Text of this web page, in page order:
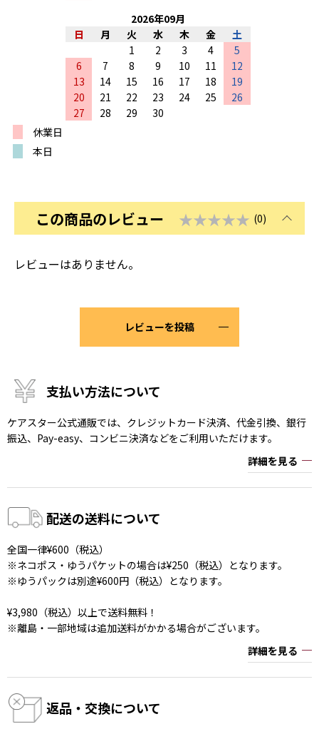
2026年09月
日
月 火 水 木 金
土
1
2 3 4
5
6
7 8 9 10 11
12
13
14 15 16 17 18
19
20
21 22 23 24 25
26
27
28 29
30
休業日
本日
この商品のレビュー ★★★★★ (0)
レビューはありません。
レビューを投稿
支払い方法について
ケアスター公式通販では、クレジットカード決済、代金引換、銀行
振込、Pay-easy、コンビニ決済などをご利用いただけます。
詳細を見る
配送の送料について
全国一律¥600（税込）
※ネコポス・ゆうパケットの場合は¥250（税込）となります。
※ゆうパックは別途¥600円（税込）となります。
¥3,980（税込）以上で送料無料！
※離島・一部地域は追加送料がかかる場合がございます。
詳細を見る
返品・交換について